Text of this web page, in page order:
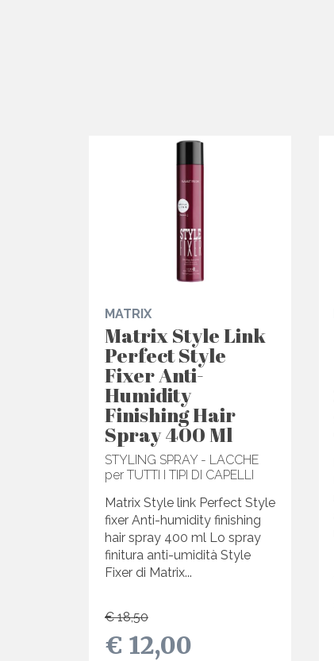
MATRIX
Matrix Style Link
Perfect Style
Fixer Anti-
Humidity
Finishing Hair
Spray 400 Ml
STYLING SPRAY - LACCHE
per TUTTI I TIPI DI CAPELLI
Matrix Style link Perfect Style
fixer Anti-humidity finishing
hair spray 400 ml Lo spray
finitura anti-umidità Style
Fixer di Matrix...
€ 18,50
€ 12,00